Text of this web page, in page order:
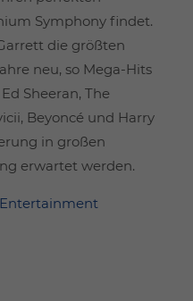
Symphony findet.
die größten
neu, so Mega-Hits
Sheeran, The
Beyoncé und Harry
in großen
erwartet werden.